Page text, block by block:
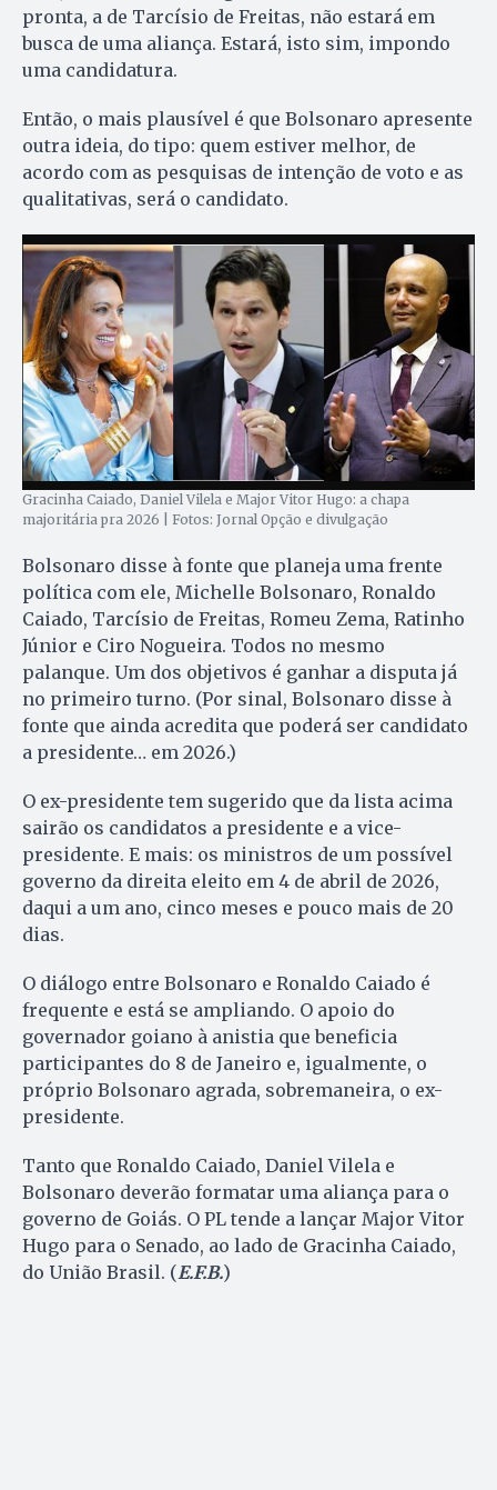
pronta, a de Tarcísio de Freitas, não estará em
busca de uma aliança. Estará, isto sim, impondo
uma candidatura.
Então, o mais plausível é que Bolsonaro apresente
outra ideia, do tipo: quem estiver melhor, de
acordo com as pesquisas de intenção de voto e as
qualitativas, será o candidato.
Gracinha Caiado, Daniel Vilela e Major Vitor Hugo: a chapa
majoritária pra 2026 | Fotos: Jornal Opção e divulgação
Bolsonaro disse à fonte que planeja uma frente
política com ele, Michelle Bolsonaro, Ronaldo
Caiado, Tarcísio de Freitas, Romeu Zema, Ratinho
Júnior e Ciro Nogueira. Todos no mesmo
palanque. Um dos objetivos é ganhar a disputa já
no primeiro turno. (Por sinal, Bolsonaro disse à
fonte que ainda acredita que poderá ser candidato
a presidente… em 2026.)
O ex-presidente tem sugerido que da lista acima
sairão os candidatos a presidente e a vice-
presidente. E mais: os ministros de um possível
governo da direita eleito em 4 de abril de 2026,
daqui a um ano, cinco meses e pouco mais de 20
dias.
O diálogo entre Bolsonaro e Ronaldo Caiado é
frequente e está se ampliando. O apoio do
governador goiano à anistia que beneficia
participantes do 8 de Janeiro e, igualmente, o
próprio Bolsonaro agrada, sobremaneira, o ex-
presidente.
Tanto que Ronaldo Caiado, Daniel Vilela e
Bolsonaro deverão formatar uma aliança para o
governo de Goiás. O PL tende a lançar Major Vitor
Hugo para o Senado, ao lado de Gracinha Caiado,
do União Brasil. (E.F.B.)